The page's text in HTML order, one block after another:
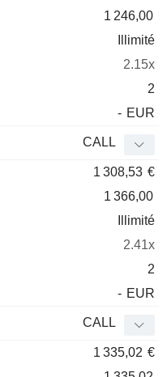
1 246,00
Illimité
2.15x
2
- EUR
CALL
1 308,53 €
1 366,00
Illimité
2.41x
2
- EUR
CALL
1 335,02 €